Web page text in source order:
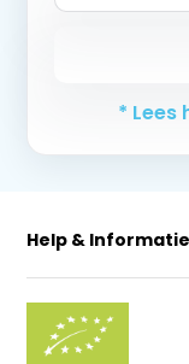
* Lees
Help & Informatie